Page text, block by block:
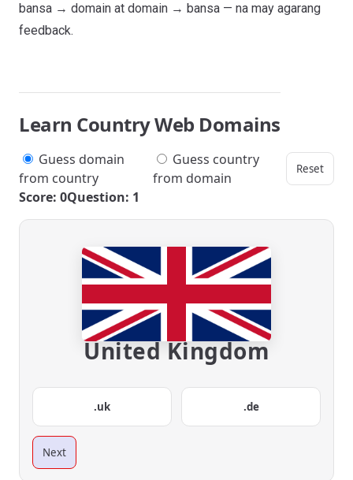
bansa → domain at domain → bansa — na may agarang
feedback.
Learn Country Web Domains
Guess domain
from country
Guess country
from domain
Reset
Score: 0Question: 1
United Kingdom
.uk .de
Next